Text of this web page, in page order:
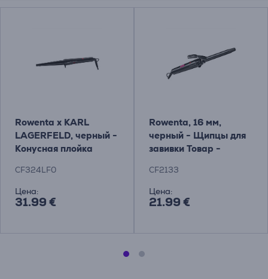
Rowenta x KARL
LAGERFELD, черный -
Конусная плойка
CF324LF0
Цена:
31.99 €
Rowenta, 16 мм,
черный - Щипцы для
завивки Товар -
CF2133
Цена:
21.99 €